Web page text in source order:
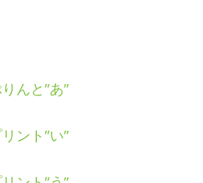
んと”あ”
ント”い”